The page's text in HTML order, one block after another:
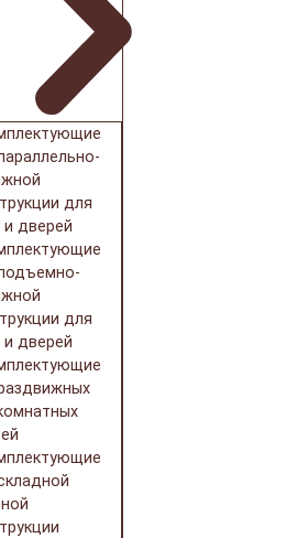
для
и дверей
для
и дверей